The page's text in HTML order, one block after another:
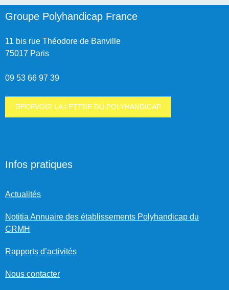
Groupe Polyhandicap France
11 bis rue Théodore de Banville
75017 Paris
09 53 66 97 39
RECEVOIR LA LETTRE DU POLYHANDICAP
Infos pratiques
Actualités
Notitia Annuaire des établissements Polyhandicap du
CRMH
Rapports d’activités
Nous contacter